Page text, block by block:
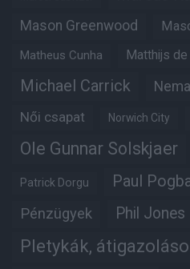
Mason Greenwood
Matheus Cunha Matthijs
Michael Carrick
Női csapat Norwich City
Ole Gunnar Solskjaer
Patrick Dorgu Paul
Pénzügyek Phil Jones
Pletykák,